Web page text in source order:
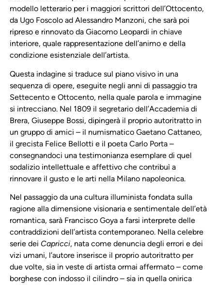
modello letterario per i maggiori scrittori dell’Ottocento,
da Ugo Foscolo ad Alessandro Manzoni, che sarà poi
ripreso e rinnovato da Giacomo Leopardi in chiave
interiore, quale rappresentazione dell’animo e della
condizione esistenziale dell’artista.
Questa indagine si traduce sul piano visivo in una
sequenza di opere, eseguite negli anni di passaggio tra
Settecento e Ottocento, nella quale parola e immagine
si intrecciano. Nel 1809 il segretario dell’Accademia di
Brera, Giuseppe Bossi, dipingerà il proprio autoritratto in
un gruppo di amici – il numismatico Gaetano Cattaneo,
il grecista Felice Bellotti e il poeta Carlo Porta –
consegnandoci una testimonianza esemplare di quel
sodalizio intellettuale e affettivo che contribuì a
rinnovare il gusto e le arti nella Milano napoleonica.
Nel passaggio da una cultura illuminista fondata sulla
ragione alla dimensione visionaria e sentimentale dell’età
romantica, sarà Francisco Goya a farsi interprete delle
contraddizioni dell’artista contemporaneo. Nella celebre
serie dei Capricci, nata come denuncia degli errori e dei
vizi umani, l’autore inserisce il proprio autoritratto per
due volte, sia in veste di artista ormai affermato – come
borghese con indosso il cilindro – sia in quella onirica